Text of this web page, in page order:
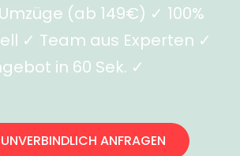
(ab 149€) ✓ 100%
✓ Team aus Experten ✓
in 60 Sek. ✓
ANFRAGEN